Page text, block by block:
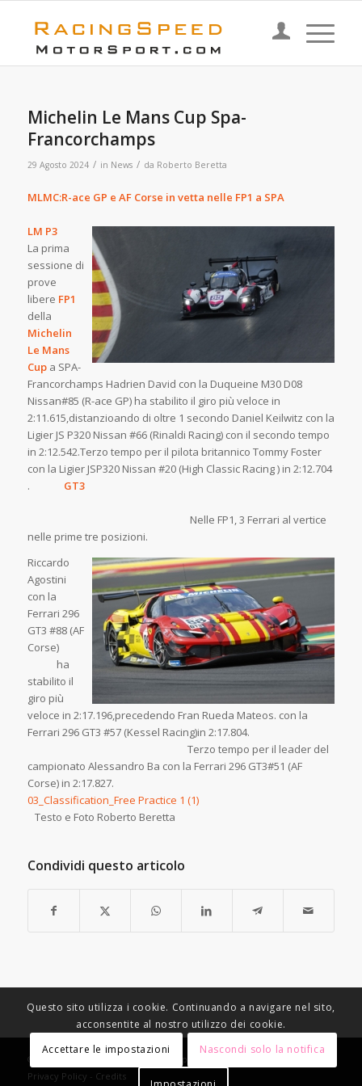
Michelin Le Mans Cup Spa-
Francorchamps
29 Agosto 2024 / in News / da Roberto Beretta
MLMC:R-ace GP e AF Corse in vetta nelle FP1 a SPA
LM P3
La prima
sessione di
prove
libere FP1
della
Michelin
Le Mans
Cup a SPA-
Francorchamps Hadrien David con la Duqueine M30 D08
Nissan#85 (R-ace GP) ha stabilito il giro più veloce in
2:11.615,distanzioando di oltre 1 secondo Daniel Keilwitz con la
Ligier JS P320 Nissan #66 (Rinaldi Racing) con il secondo tempo
in 2:12.542.Terzo tempo per il pilota britannico Tommy Foster
con la Ligier JSP320 Nissan #20 (High Classic Racing ) in 2:12.704
. GT3
Nelle FP1, 3 Ferrari al vertice
nelle prime tre posizioni.
Riccardo
Agostini
con la
Ferrari 296
GT3 #88 (AF
Corse)
ha
stabilito il
giro più
veloce in 2:17.196,precedendo Fran Rueda Mateos. con la
Ferrari 296 GT3 #57 (Kessel Racing)in 2:17.804.
Terzo tempo per il leader del
campionato Alessandro Ba con la Ferrari 296 GT3#51 (AF
Corse) in 2:17.827.
03_Classification_Free Practice 1 (1)
Testo e Foto Roberto Beretta
Condividi questo articolo
© Copyright - Racing Speed Motor Sport -
Privacy Policy - Credits
Questo sito utilizza i cookie. Continuando a navigare nel sito,
acconsentite al nostro utilizzo dei cookie.
Accettare le impostazioni
Nascondi solo la notifica